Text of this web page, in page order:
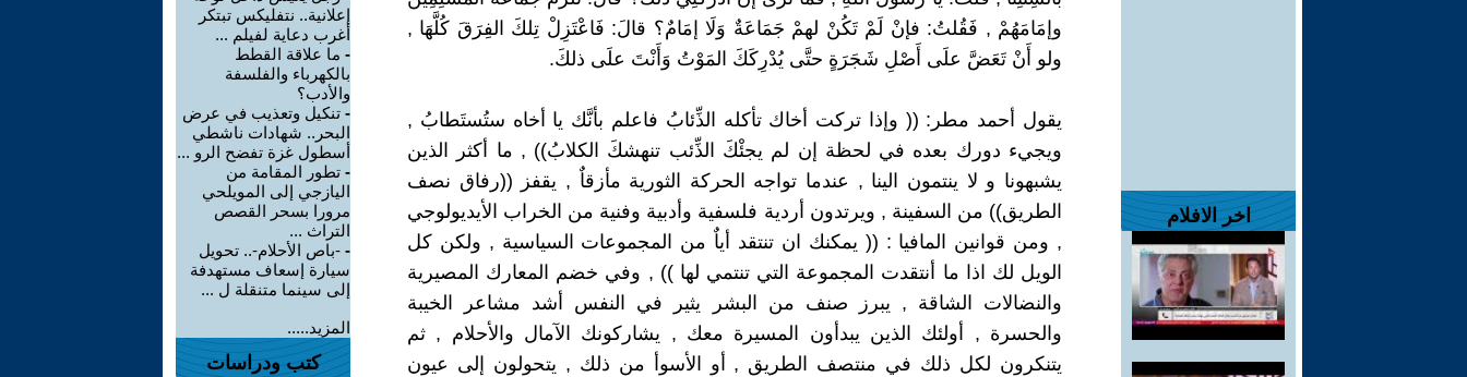
اخر الافلام
وإمَامَهُمْ , فَقُلتُ: فإنْ لَمْ تَكُنْ لهمْ جَمَاعَةٌ وَلَا إمَامٌ؟ قالَ: فَاعْتَزِلْ تِلكَ الفِرَقَ كُلَّهَا ,
ولو أَنْ تَعَضَّ علَى أَصْلِ شَجَرَةٍ حتَّى يُدْرِكَكَ المَوْتُ وَأَنْتَ علَى ذلكَ.
يقول أحمد مطر: (( وإذا تركت أخاك تأكله الذِّئابُ فاعلم بأنَّك يا أخاه ستُستَطابُ ,
ويجيء دورك بعده في لحظة إن لم يجئْكَ الذِّئب تنهشكَ الكلابُ)) , ما أكثر الذين
يشبهونا و لا ينتمون الينا , عندما تواجه الحركة الثورية مأزقاٌ , يقفز ((رفاق نصف
الطريق)) من السفينة , ويرتدون أردية فلسفية وأدبية وفنية من الخراب الأيديولوجي
, ومن قوانين المافيا : (( يمكنك ان تنتقد أياٌ من المجموعات السياسية , ولكن كل
الويل لك اذا ما أنتقدت المجموعة التي تنتمي لها )) , وفي خضم المعارك المصيرية
والنضالات الشاقة , يبرز صنف من البشر يثير في النفس أشد مشاعر الخيبة
والحسرة , أولئك الذين يبدأون المسيرة معك , يشاركونك الآمال والأحلام , ثم
يتنكرون لكل ذلك في منتصف الطريق , أو الأسوأ من ذلك , يتحولون إلى عيون
إعلانية.. نتفليكس تبتكر
أغرب دعاية لفيلم ...
- ما علاقة القطط
بالكهرباء والفلسفة
والأدب؟
- تنكيل وتعذيب في عرض
البحر.. شهادات ناشطي
أسطول غزة تفضح الرو ...
- تطور المقامة من
اليازجي إلى المويلحي
مرورا بسحر القصص
التراث ...
- -باص الأحلام-.. تحويل
سيارة إسعاف مستهدفة
إلى سينما متنقلة ل ...
المزيد.....
كتب ودراسات